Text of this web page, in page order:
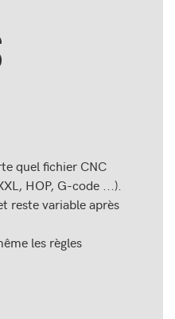
quel fichier CNC
HOP, G-code ...).
reste variable après
les règles